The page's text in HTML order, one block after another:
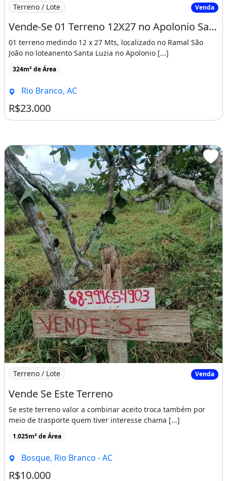
Terreno / Lote Venda
Vende-Se 01 Terreno 12X27 no Apolonio Sales
01 terreno medindo 12 x 27 Mts, localizado no Ramal São
João no loteanento Santa Luzia no Apolonio [...]
324m² de Área
Rio Branco, AC
R$23.000
Imagem: Vende Se Este Terreno
Terreno / Lote Venda
Vende Se Este Terreno
Se este terreno valor a combinar aceito troca também por
meio de trasporte quem tiver interesse chama [...]
1.025m² de Área
Bosque, Rio Branco - AC
R$10.000